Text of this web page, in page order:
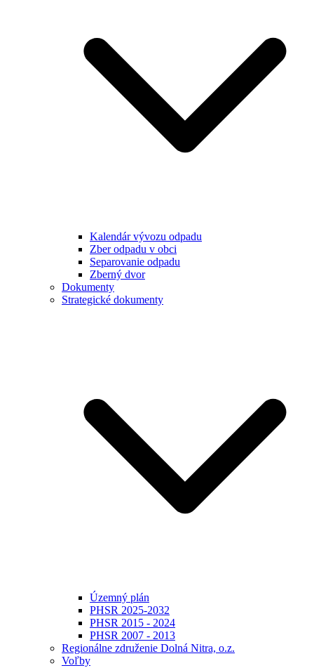
Kalendár vývozu odpadu
Zber odpadu v obci
Separovanie odpadu
Zberný dvor
Dokumenty
Strategické dokumenty
Územný plán
PHSR 2025-2032
PHSR 2015 - 2024
PHSR 2007 - 2013
Regionálne združenie Dolná Nitra, o.z.
Voľby